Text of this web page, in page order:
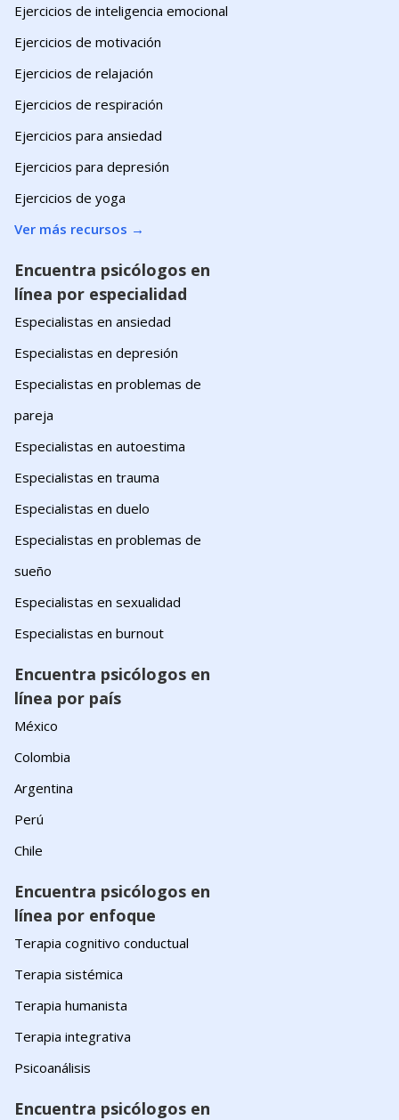
Ejercicios de inteligencia emocional
Ejercicios de motivación
Ejercicios de relajación
Ejercicios de respiración
Ejercicios para ansiedad
Ejercicios para depresión
Ejercicios de yoga
Ver más recursos →
Encuentra psicólogos en
línea por especialidad
Especialistas en ansiedad
Especialistas en depresión
Especialistas en problemas de
pareja
Especialistas en autoestima
Especialistas en trauma
Especialistas en duelo
Especialistas en problemas de
sueño
Especialistas en sexualidad
Especialistas en burnout
Encuentra psicólogos en
línea por país
México
Colombia
Argentina
Perú
Chile
Encuentra psicólogos en
línea por enfoque
Terapia cognitivo conductual
Terapia sistémica
Terapia humanista
Terapia integrativa
Psicoanálisis
Encuentra psicólogos en